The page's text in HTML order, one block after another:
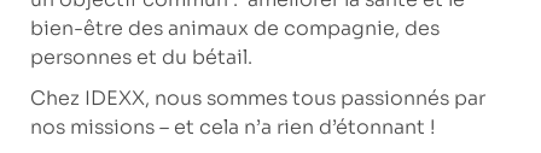
bien-être des animaux de compagnie, des
personnes et du bétail.
Chez IDEXX, nous sommes tous passionnés par
nos missions – et cela n’a rien d’étonnant !